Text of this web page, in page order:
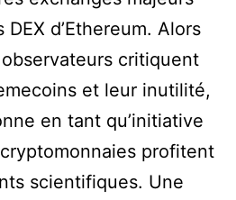
d’Ethereum. Alors
critiquent
et leur inutilité,
en tant qu’initiative
profitent
scientifiques. Une